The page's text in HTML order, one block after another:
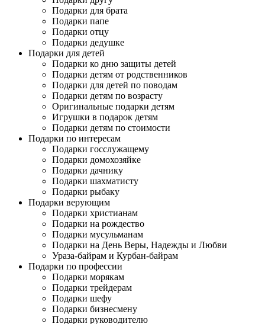
Подарки для брата
Подарки папе
Подарки отцу
Подарки дедушке
Подарки для детей
Подарки ко дню защиты детей
Подарки детям от родственников
Подарки для детей по поводам
Подарки детям по возрасту
Оригинальные подарки детям
Игрушки в подарок детям
Подарки детям по стоимости
Подарки по интересам
Подарки госслужащему
Подарки домохозяйке
Подарки дачнику
Подарки шахматисту
Подарки рыбаку
Подарки верующим
Подарки христианам
Подарки на рождество
Подарки мусульманам
Подарки на День Веры, Надежды и Любви
Ураза-байрам и Курбан-байрам
Подарки по профессии
Подарки морякам
Подарки трейдерам
Подарки шефу
Подарки бизнесмену
Подарки руководителю